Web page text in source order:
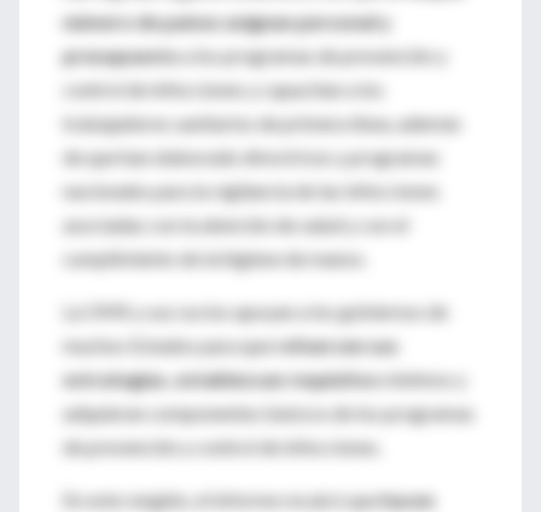
número de países asignan personal y
presupuesto a los programas de prevención y
control de infecciones y capacitan a los
trabajadores sanitarios de primera línea, además
de que han elaborado directrices y programas
nacionales para la vigilancia de las infecciones
asociadas con la atención de salud y con el
cumplimiento de la higiene de manos.
La OMS y sus socios apoyan a los gobiernos de
muchos Estados para querefuercen sus
estrategias, establezcan requisitosmínimos y
adquieran componentes básicos de los programas
de prevención y control de infecciones.
En este renglón, el informe recalcó quehacen